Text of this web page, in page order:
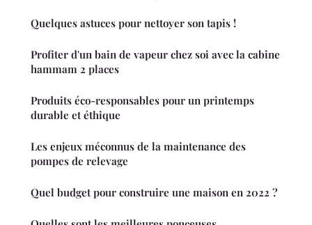
Quelques astuces pour nettoyer son tapis !
Profiter d'un bain de vapeur chez soi avec la cabine
hammam 2 places
Produits éco-responsables pour un printemps
durable et éthique
Les enjeux méconnus de la maintenance des
pompes de relevage
Quel budget pour construire une maison en 2022 ?